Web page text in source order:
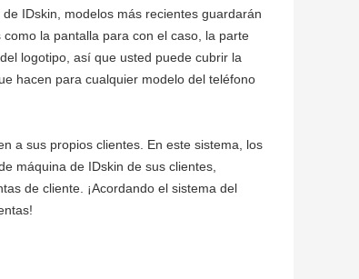
IDskin, modelos más recientes guardarán
la pantalla para con el caso, la parte
logotipo, así que usted puede cubrir la
hacen para cualquier modelo del teléfono
a sus propios clientes. En este sistema, los
máquina de IDskin de sus clientes,
de cliente. ¡Acordando el sistema del